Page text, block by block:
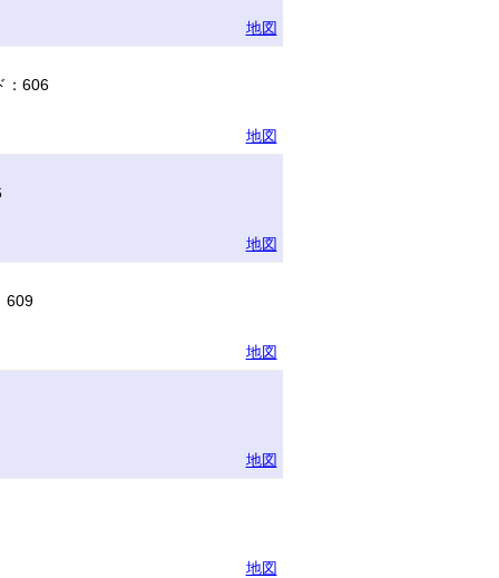
地図
：606
地図
地図
609
地図
地図
地図